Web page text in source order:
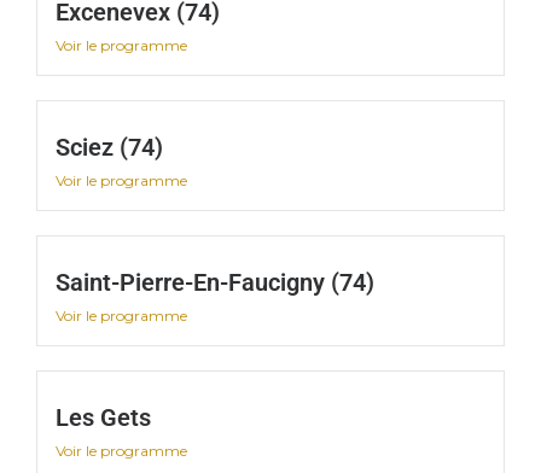
Excenevex (74)
Voir le programme
Sciez (74)
Voir le programme
Saint-Pierre-En-Faucigny (74)
Voir le programme
Les Gets
Voir le programme